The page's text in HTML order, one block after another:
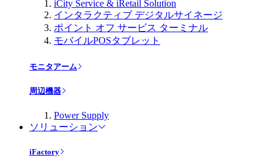
iCity Service & iRetail Solution
インタラクティブ デジタルサイネージ
ポイント オフ サービス ターミナル
モバイルPOSタブレット
モニタアーム
周辺機器
Power Supply
ソリューション
iFactory